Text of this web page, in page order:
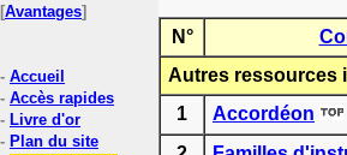
[Avantages]
- Accueil
- Accès rapides
- Livre d'or
- Plan du site
N°
Autres ressources
1
Accordéon